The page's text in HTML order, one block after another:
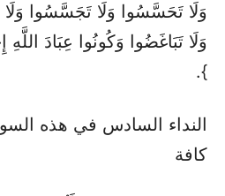
وَلَا تَحَسَّسُوا وَلَا تَجَسَّسُوا وَلَا
وَلَا تَبَاغَضُوا وَكُونُوا عِبَادَ اللَّهِ
}.
النداء السادس في هذه
كافة